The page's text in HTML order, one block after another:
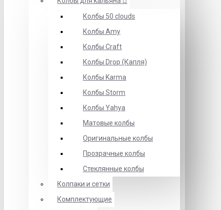
Колбы 50 clouds
Колбы Amy
Колбы Craft
Колбы Drop (Капля)
Колбы Karma
Колбы Storm
Колбы Yahya
Матовые колбы
Оригинальные колбы
Прозрачные колбы
Стеклянные колбы
Колпаки и сетки
Комплектующие